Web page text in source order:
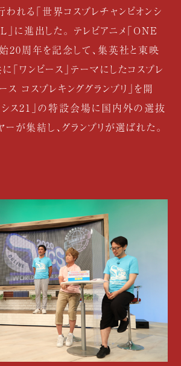
れる「世界コスプレチャンピオンシ
に進出した。 テレビアニメ「ONE
20周年を記念して、集英社と東映
「ワンピース」テーマにしたコスプレ
ス コスプレキンググランプリ」を開
シス21」の特設会場に国内外の選抜
ーが集結し、グランプリが選ばれた。